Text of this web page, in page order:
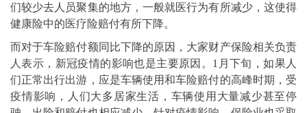
们较少去人员聚集的地方，一般就医行为有所减少，这使得
健康险中的医疗险赔付有所下降。
而对于车险赔付额同比下降的原因，大家财产保险相关负责
人表示，新冠疫情的影响也是主要原因。1月下旬，如果人
们正常出行出游，应是车辆使用和车险赔付的高峰时期，受
疫情影响，人们大多居家生活，车辆使用大量减少甚至停